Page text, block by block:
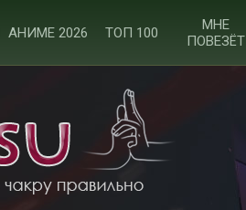
АНИМЕ 2026 ТОП 100
МНЕ
ПОВЕЗЁТ